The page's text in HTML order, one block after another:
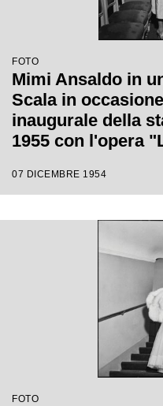
FOTO
Mimi Ansaldo in
Scala in
inaugurale della
1955 con l'opera
Votto, con la regia
07 DICEMBRE 1954
FOTO